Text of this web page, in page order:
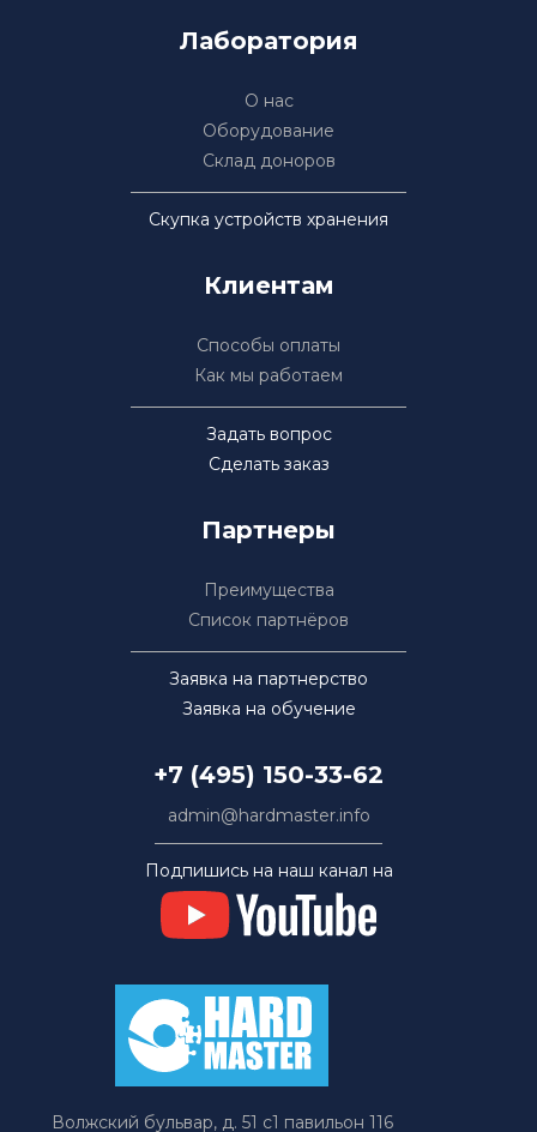
Лаборатория
О нас
Оборудование
Склад доноров
Скупка устройств хранения
Клиентам
Способы оплаты
Как мы работаем
Задать вопрос
Сделать заказ
Партнеры
Преимущества
Список партнёров
Заявка на партнерство
Заявка на обучение
+7 (495) 150-33-62
admin@hardmaster.info
Подпишись на наш канал на
Волжский бульвар, д. 51 с1 павильон 116